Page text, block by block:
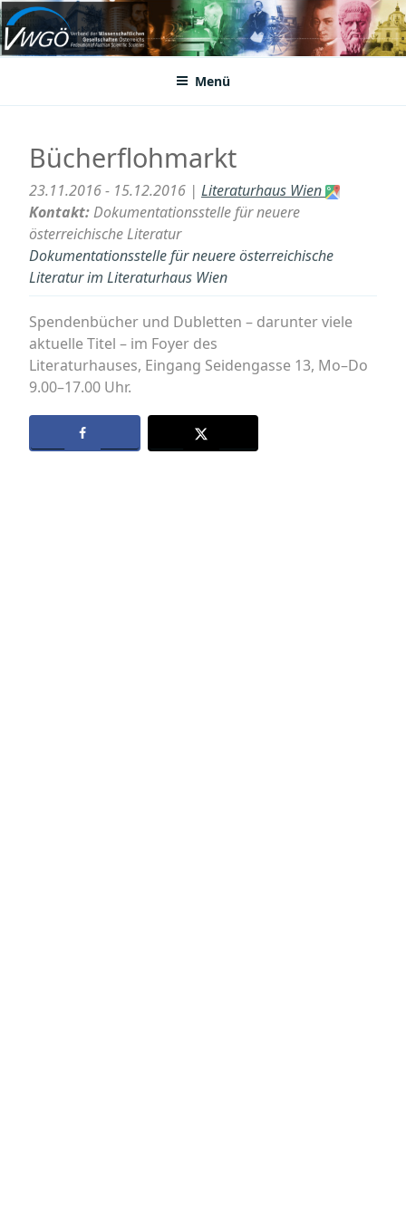
Zum
Inhalt
springenVWGÖ
Federation of Austrian Scientific Societies
Menü
Bücherflohmarkt
23.11.2016 - 15.12.2016 | Literaturhaus Wien
Kontakt:Dokumentationsstelle für neuere
österreichische Literatur
Dokumentationsstelle für neuere österreichische
Literatur im Literaturhaus Wien
Spendenbücher und Dubletten – darunter viele
aktuelle Titel – im Foyer des
Literaturhauses, Eingang Seidengasse 13, Mo–Do
9.00–17.00 Uhr.